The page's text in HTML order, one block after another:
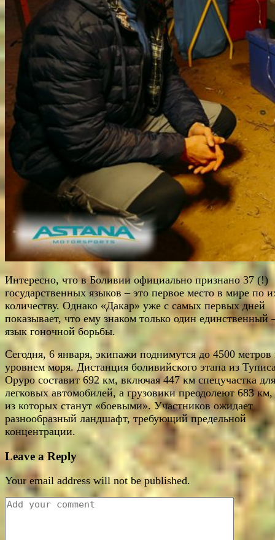
Интересно, что в Боливии официально признано 37 (!)
государственных языков – это первое место в мире по
количеству. Однако «Дакар» уже с самых первых дней
показывает, что ему знаком только один единственный
язык гоночной борьбы.
Сегодня, 6 января, экипажи поднимутся до 4500 метров
уровнем моря. Дистанция боливийского этапа из
Оруро составит 692 км, включая 447 км спецучастка для
легковых автомобилей, а грузовики преодолеют 683 км,
из которых станут «боевыми». Участников ожидает
разнообразный ландшафт, требующий предельной
концентрации.
Leave a Reply
Your email address will not be published.